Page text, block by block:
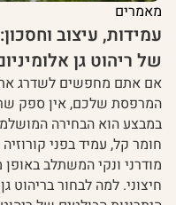
מאמרים
עמידות, עיצוב
של ריהוט גן
אם אתם מחפשים לשדרג
המרפסת שלכם, אין ספק
במבצע הוא הבחירה
חומר קל, עמיד בפני קורוזיה
מודרני ונקי המשתלב
חיצוני. למה לבחור בריהוט